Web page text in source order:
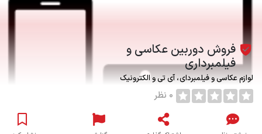
فروش دوربین عکاسی و
فیلمبرداری
لوازم عکاسی و فیلمبردای آی تی و الکترونیک
0 نظر